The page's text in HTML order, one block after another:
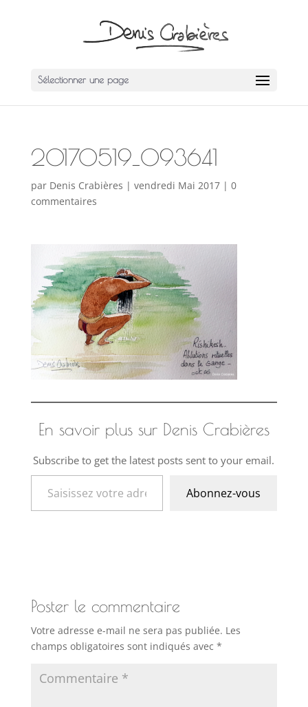
Sélectionner une page
20170519_093641
par Denis Crabières | vendredi Mai 2017| 0
commentaires
En savoir plus sur Denis Crabières
Subscribe to get the latest posts sent to your email.
Saisissez votre adresse e-mail…
Abonnez-vous
Poster le commentaire
Votre adresse e-mail ne sera pas publiée. Les
champs obligatoires sont indiqués avec *